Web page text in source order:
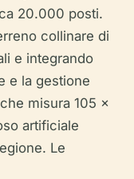
20.000 posti.
collinare di
e integrando
e la gestione
misura 105 x
artificiale
Le